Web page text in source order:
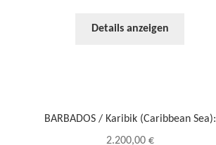
Details anzeigen
BARBADOS / Karibik (Caribbean Sea):
2.200,00 €